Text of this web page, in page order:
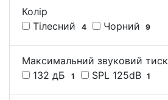
Колір
Тілесний
4 Чорний 9
Максимальний звуковий тиск
132 дБ
1 SPL 125dB 1